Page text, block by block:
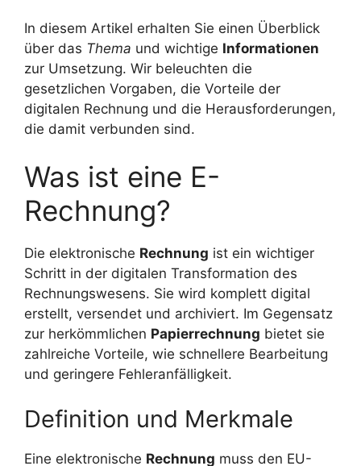
In diesem Artikel erhalten Sie einen Überblick
über das Thema und wichtige Informationen
zur Umsetzung. Wir beleuchten die
gesetzlichen Vorgaben, die Vorteile der
digitalen Rechnung und die Herausforderungen,
die damit verbunden sind.
Was ist eine E-
Rechnung?
Die elektronische Rechnung ist ein wichtiger
Schritt in der digitalen Transformation des
Rechnungswesens. Sie wird komplett digital
erstellt, versendet und archiviert. Im Gegensatz
zur herkömmlichen Papierrechnung bietet sie
zahlreiche Vorteile, wie schnellere Bearbeitung
und geringere Fehleranfälligkeit.
Definition und Merkmale
Eine elektronische Rechnung muss den EU-